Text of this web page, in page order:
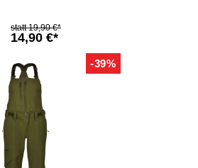
14,90 €*
19,90 €*
-39%